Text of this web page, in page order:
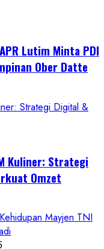
Lutim Minta PDI
Ober Datte
Strategi Digital &
Kuliner: Strategi
Omzet
Mayjen TNI